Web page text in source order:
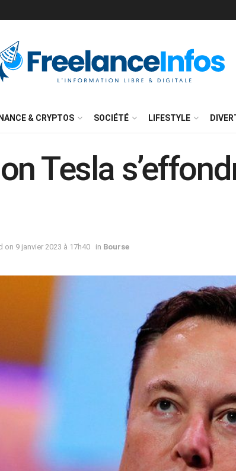
& CRYPTOS SOCIÉTÉ LIFESTYLE
Tesla
on 9 janvier 2023 à 17h40 in Bourse